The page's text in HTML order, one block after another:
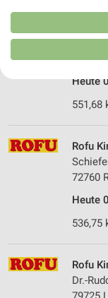
Rofu
72116
Heute
551,68
Rofu
72760
Heute
536,75
Rofu
Dr.-
Kombinationen von
Verbesserung der
von Inhalten.
Daten können außerhalb
Website/App.
Partnerliste
Speichern von
Verwendung
Verwendung von
personalisierter